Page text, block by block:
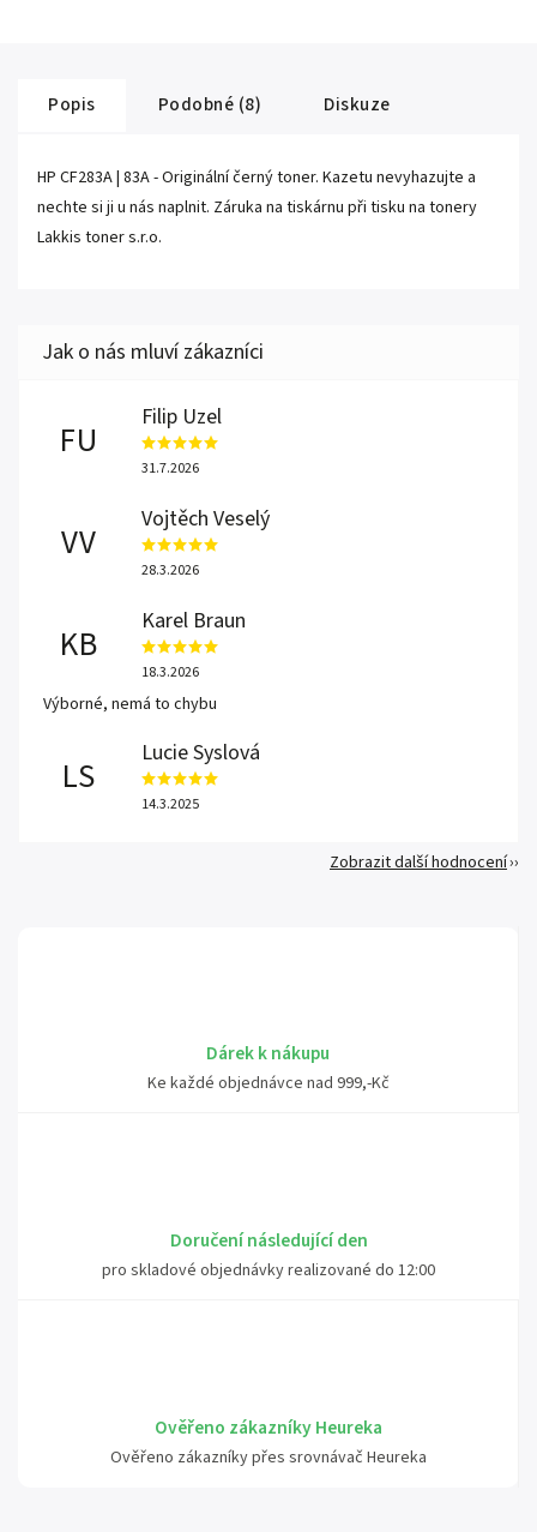
Dárek k nákupu
Ke každé objednávce nad 999,-Kč
Doručení následující den
pro skladové objednávky realizované do 12:00
Ověřeno zákazníky Heureka
Ověřeno zákazníky přes srovnávač Heureka
Popis Podobné (8) Diskuze
HP CF283A | 83A - Originální černý toner. Kazetu nevyhazujte a
nechte si ji u nás naplnit. Záruka na tiskárnu při tisku na tonery
Lakkis toner s.r.o.
FU
Filip Uzel
31.7.2026
VV
Vojtěch Veselý
28.3.2026
KB
Karel Braun
18.3.2026
Výborné, nemá to chybu
LS
Lucie Syslová
14.3.2025
Zobrazit další hodnocení